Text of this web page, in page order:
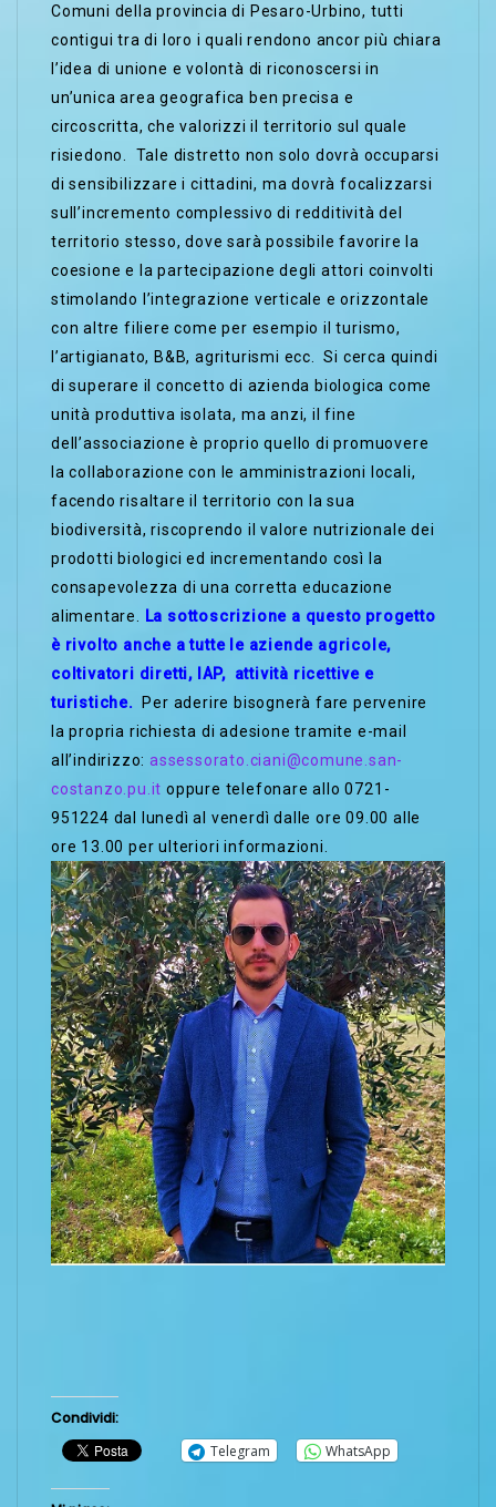
Comuni della provincia di Pesaro-Urbino, tutti
contigui tra di loro i quali rendono ancor più chiara
l’idea di unione e volontà di riconoscersi in
un’unica area geografica ben precisa e
circoscritta, che valorizzi il territorio sul quale
risiedono. Tale distretto non solo dovrà occuparsi
di sensibilizzare i cittadini, ma dovrà focalizzarsi
sull’incremento complessivo di redditività del
territorio stesso, dove sarà possibile favorire la
coesione e la partecipazione degli attori coinvolti
stimolando l’integrazione verticale e orizzontale
con altre filiere come per esempio il turismo,
l’artigianato, B&B, agriturismi ecc. Si cerca quindi
di superare il concetto di azienda biologica come
unità produttiva isolata, ma anzi, il fine
dell’associazione è proprio quello di promuovere
la collaborazione con le amministrazioni locali,
facendo risaltare il territorio con la sua
biodiversità, riscoprendo il valore nutrizionale dei
prodotti biologici ed incrementando così la
consapevolezza di una corretta educazione
alimentare.
La sottoscrizione a questo progetto
è rivolto anche a tutte le aziende agricole,
coltivatori diretti, IAP, attività ricettive e
turistiche.
Per aderire bisognerà fare pervenire
la propria richiesta di adesione tramite e-mail
all’indirizzo:assessorato.ciani@comune.san-
costanzo.pu.it oppure telefonare allo 0721-
951224 dal lunedì al venerdì dalle ore 09.00 alle
ore 13.00 per ulteriori informazioni.
Condividi:
Telegram
WhatsApp